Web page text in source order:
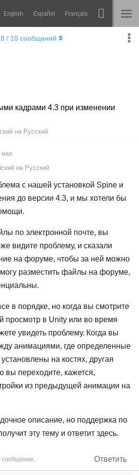
English Español Français
Spine
кадрами 4.3 при изменении
на Русский
/ 18 сообщений
мая
на Русский
с нашей установкой Spine и
до версии 4.3, и мы хотели бы
по электронной почте, вы
видите проблему, и сказали
на форуме, чтобы за ней можно
разместить файлы на форуме,
в порядке, но когда вы смотрите
просмотр в Unity или во время
увидеть проблему. Когда вы
анимациями, где определенные
на костях, другая
вы переходите, кажется,
из предыдущей анимации на
описание, но поддержка по
эту тему и ответит здесь.
Ответить
сообщение.